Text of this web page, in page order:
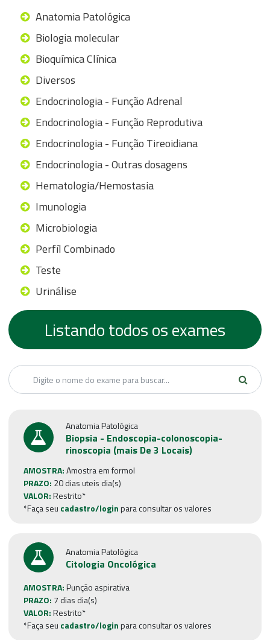
Anatomia Patológica
Biologia molecular
Bioquímica Clínica
Diversos
Endocrinologia - Função Adrenal
Endocrinologia - Função Reprodutiva
Endocrinologia - Função Tireoidiana
Endocrinologia - Outras dosagens
Hematologia/Hemostasia
Imunologia
Microbiologia
Perfíl Combinado
Teste
Urinálise
Listando todos os exames
Anatomia Patológica
Biopsia - Endoscopia-colonoscopia-
rinoscopia (mais De 3 Locais)
AMOSTRA:Amostra em formol
PRAZO: 20 dias uteis dia(s)
VALOR:Restrito*
*Faça seu cadastro/loginpara consultar os valores
Anatomia Patológica
Citologia Oncológica
AMOSTRA:Punção aspirativa
PRAZO: 7 dias dia(s)
VALOR:Restrito*
*Faça seu cadastro/loginpara consultar os valores